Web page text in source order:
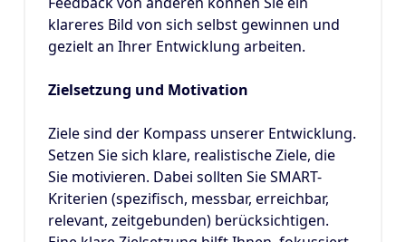
klareres Bild von sich selbst gewinnen und
gezielt an Ihrer Entwicklung arbeiten.
Zielsetzung und Motivation
Ziele sind der Kompass unserer Entwicklung.
Setzen Sie sich klare, realistische Ziele, die
Sie motivieren. Dabei sollten Sie SMART-
Kriterien (spezifisch, messbar, erreichbar,
relevant, zeitgebunden) berücksichtigen.